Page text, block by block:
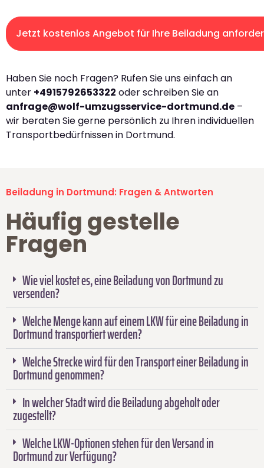
Jetzt kostenlos Angebot für Ihre Beiladung
Haben Sie noch Fragen? Rufen Sie uns einfach an
unter +4915792653322 oder schreiben Sie an
anfrage@wolf-umzugsservice-dortmund.de –
wir beraten Sie gerne persönlich zu Ihren individuellen
Transportbedürfnissen in Dortmund.
Beiladung in Dortmund: Fragen & Antworten
Häufig gestelle
Fragen
Wie viel kostet es, eine Beiladung von Dortmund zu
versenden?
Welche Menge kann auf einem LKW für eine Beiladung in
Dortmund transportiert werden?
Welche Strecke wird für den Transport einer Beiladung in
Dortmund genommen?
In welcher Stadt wird die Beiladung abgeholt oder
zugestellt?
Welche LKW-Optionen stehen für den Versand in
Dortmund zur Verfügung?